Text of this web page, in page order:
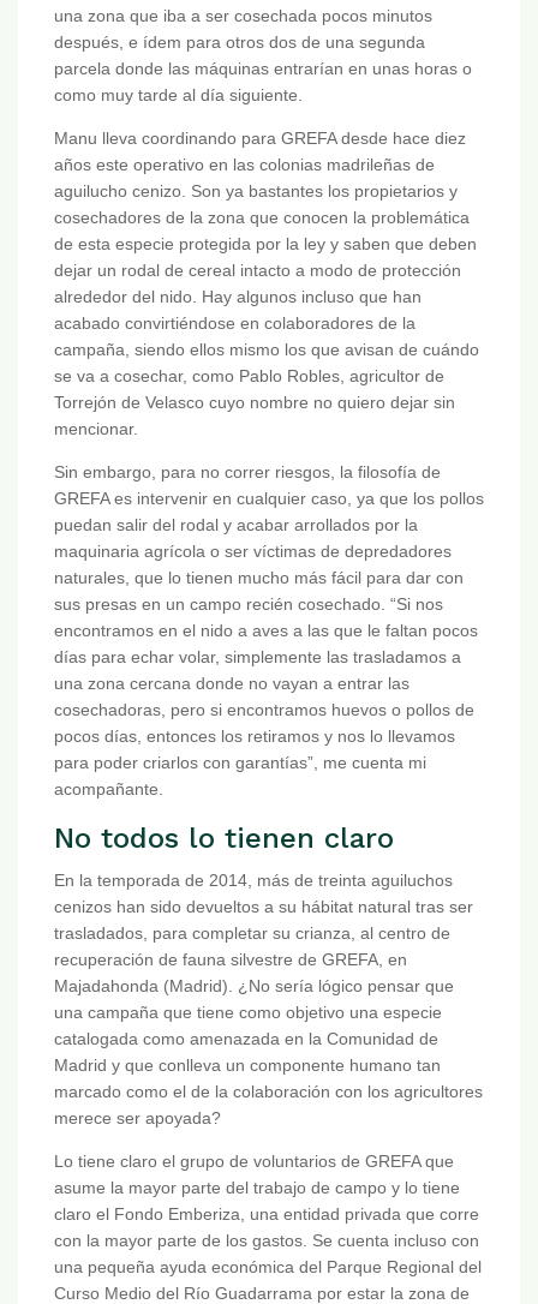
una zona que iba a ser cosechada pocos minutos
después, e ídem para otros dos de una segunda
parcela donde las máquinas entrarían en unas horas o
como muy tarde al día siguiente.
Manu lleva coordinando para GREFA desde hace diez
años este operativo en las colonias madrileñas de
aguilucho cenizo. Son ya bastantes los propietarios y
cosechadores de la zona que conocen la problemática
de esta especie protegida por la ley y saben que deben
dejar un rodal de cereal intacto a modo de protección
alrededor del nido. Hay algunos incluso que han
acabado convirtiéndose en colaboradores de la
campaña, siendo ellos mismo los que avisan de cuándo
se va a cosechar, como Pablo Robles, agricultor de
Torrejón de Velasco cuyo nombre no quiero dejar sin
mencionar.
Sin embargo, para no correr riesgos, la filosofía de
GREFA es intervenir en cualquier caso, ya que los pollos
puedan salir del rodal y acabar arrollados por la
maquinaria agrícola o ser víctimas de depredadores
naturales, que lo tienen mucho más fácil para dar con
sus presas en un campo recién cosechado. “Si nos
encontramos en el nido a aves a las que le faltan pocos
días para echar volar, simplemente las trasladamos a
una zona cercana donde no vayan a entrar las
cosechadoras, pero si encontramos huevos o pollos de
pocos días, entonces los retiramos y nos lo llevamos
para poder criarlos con garantías”, me cuenta mi
acompañante.
No todos lo tienen claro
En la temporada de 2014, más de treinta aguiluchos
cenizos han sido devueltos a su hábitat natural tras ser
trasladados, para completar su crianza, al centro de
recuperación de fauna silvestre de GREFA, en
Majadahonda (Madrid). ¿No sería lógico pensar que
una campaña que tiene como objetivo una especie
catalogada como amenazada en la Comunidad de
Madrid y que conlleva un componente humano tan
marcado como el de la colaboración con los agricultores
merece ser apoyada?
Lo tiene claro el grupo de voluntarios de GREFA que
asume la mayor parte del trabajo de campo y lo tiene
claro el Fondo Emberiza, una entidad privada que corre
con la mayor parte de los gastos. Se cuenta incluso con
una pequeña ayuda económica del Parque Regional del
Curso Medio del Río Guadarrama por estar la zona de